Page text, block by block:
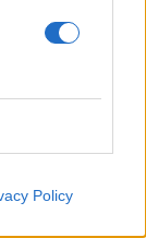
Policy
πρόγραμμα
εισφορών
Συμβούλιο -